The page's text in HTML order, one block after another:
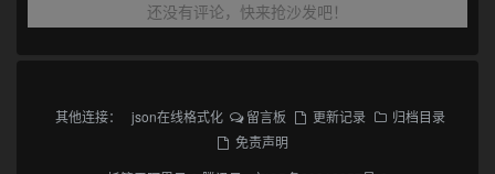
还没有评论，快来抢沙发吧！
其他连接： json在线格式化 留言板 更新记录
归档目录
免责声明